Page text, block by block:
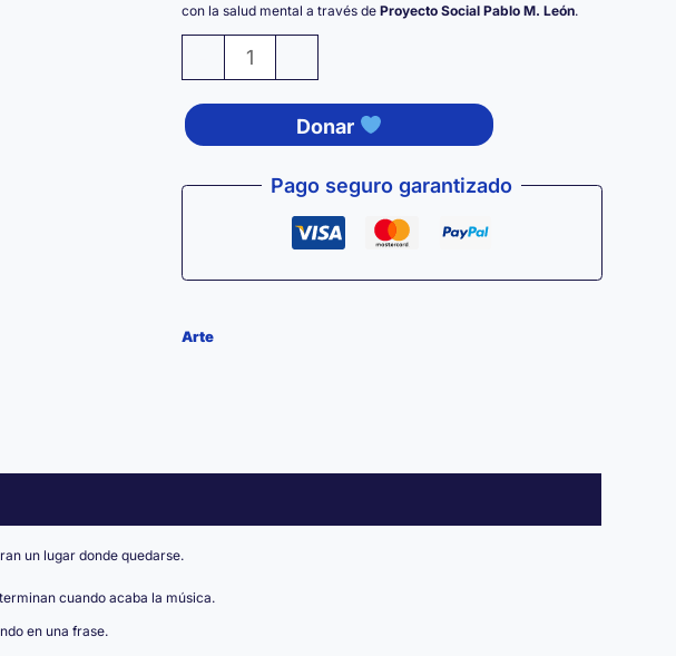
con la salud mental a través de Proyecto Social Pablo M. León.
Cuadro
de
Madera
NUNCA
Decorativa
×
Donar
Pago seguro garantizado
Arte
un lugar donde quedarse.
cuando acaba la música.
en una frase.